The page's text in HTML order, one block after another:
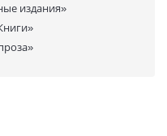
издания»